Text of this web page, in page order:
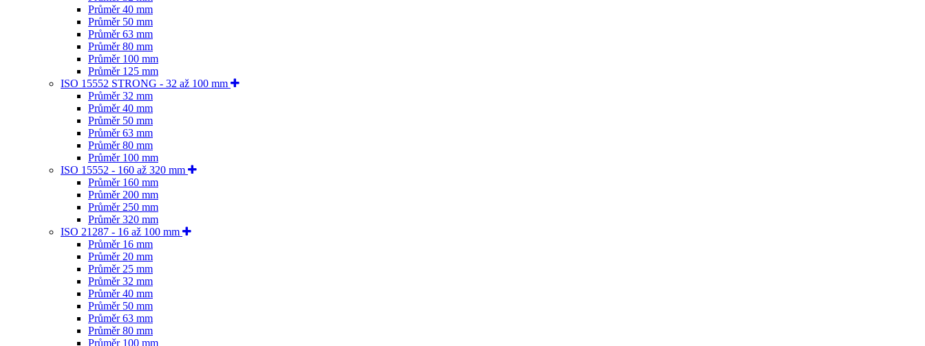
Průměr 40 mm
Průměr 50 mm
Průměr 63 mm
Průměr 80 mm
Průměr 100 mm
Průměr 125 mm
ISO 15552 STRONG - 32 až 100 mm
Průměr 32 mm
Průměr 40 mm
Průměr 50 mm
Průměr 63 mm
Průměr 80 mm
Průměr 100 mm
ISO 15552 - 160 až 320 mm
Průměr 160 mm
Průměr 200 mm
Průměr 250 mm
Průměr 320 mm
ISO 21287 - 16 až 100 mm
Průměr 16 mm
Průměr 20 mm
Průměr 25 mm
Průměr 32 mm
Průměr 40 mm
Průměr 50 mm
Průměr 63 mm
Průměr 80 mm
Průměr 100 mm